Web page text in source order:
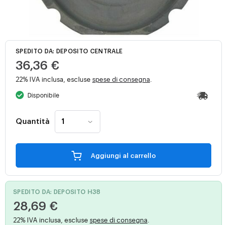
SPEDITO DA: DEPOSITO CENTRALE
36,36 €
22% IVA inclusa, escluse spese di consegna
Disponibile
Quantità
Aggiungi al carrello
SPEDITO DA: DEPOSITO H38
28,69 €
22% IVA inclusa, escluse spese di consegna